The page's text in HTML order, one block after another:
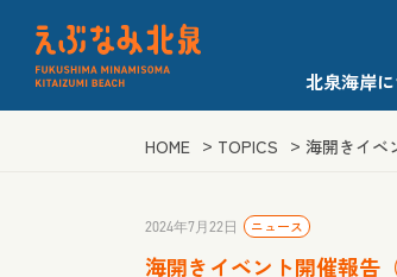
北泉海岸
HOME TOPICS 海開きイベ
2024年7月22日 ニュース
海開きイベント開催報告